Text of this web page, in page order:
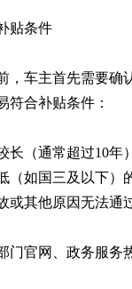
贴条件
，车主首先需要
符合补贴条件：
（通常超过10年
如国三及以下）
其他原因无法通
门官网、政务服务